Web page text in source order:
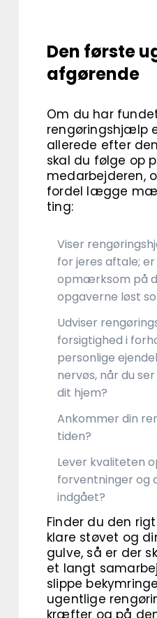
Den første
afgørende
Om du har
rengøringshjælp
allerede efter
skal du følge op
medarbejderen,
fordel lægge
ting:
Viser
for jeres aftale;
opmærksom på
opgaverne løst
Udviser
forsigtighed i
personlige
nervøs, når du
dit hjem?
Ankommer din
tiden?
Lever kvaliteten
forventninger og
indgået?
Finder du den
klare støvet og
gulve, så er der
et langt
slippe
ugentlige
kræfter og på